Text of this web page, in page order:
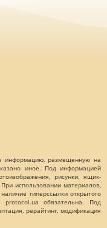
информацию, размещенную на
иное. Под информацией
рисунки, ящик-
использовании материалов,
гиперссылки открытого
обязательна. Под
рерайтинг, модификация